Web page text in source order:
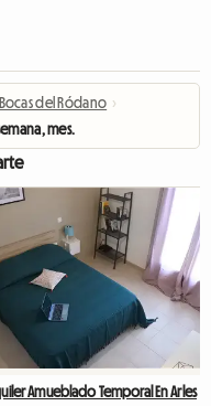
Bocas del Ródano ›
mes.
Amueblado Temporal En Arles